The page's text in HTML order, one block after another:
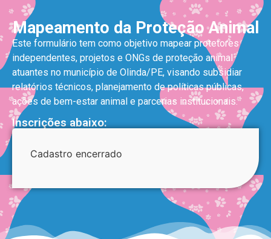
Mapeamento da Proteção Animal
Este formulário tem como objetivo mapear protetores
independentes, projetos e ONGs de proteção animal
atuantes no município de Olinda/PE, visando subsidiar
relatórios técnicos, planejamento de políticas públicas,
ações de bem-estar animal e parcerias institucionais.
Inscrições abaixo:
Cadastro encerrado